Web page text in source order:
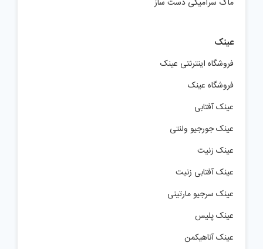
عینک
فروشگاه اینترنتی عینک
فروشگاه عینک
عینک آفتابی
عینک جورجیو ولنتی
عینک زنیت
عینک آفتابی زنیت
عینک سرجیو مارتینی
عینک پلیس
عینک آناهیکمن